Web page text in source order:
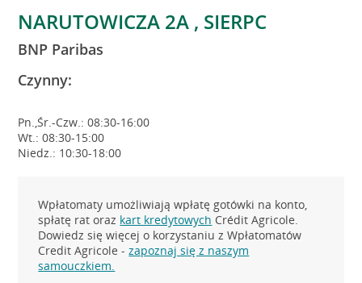
NARUTOWICZA 2A , SIERPC
BNP Paribas
Czynny:
Pn.,Śr.-Czw.: 08:30-16:00
Wt.: 08:30-15:00
Niedz.: 10:30-18:00
Wpłatomaty umożliwiają wpłatę gotówki na konto,
spłatę rat oraz kart kredytowych Crédit Agricole.
Dowiedz się więcej o korzystaniu z Wpłatomatów
Credit Agricole -zapoznaj się z naszym
samouczkiem.